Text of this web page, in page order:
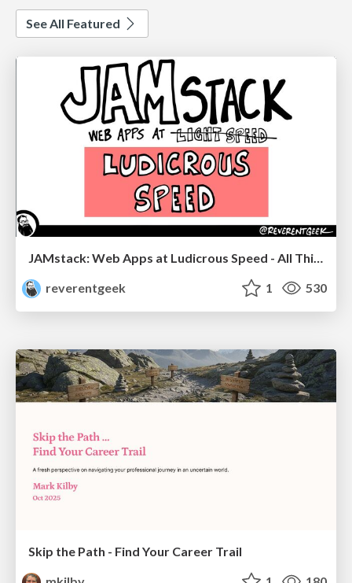
See All Featured
JAMstack: Web Apps at Ludicrous Speed - All Things Open 2022
reverentgeek
1 530
Skip the Path - Find Your Career Trail